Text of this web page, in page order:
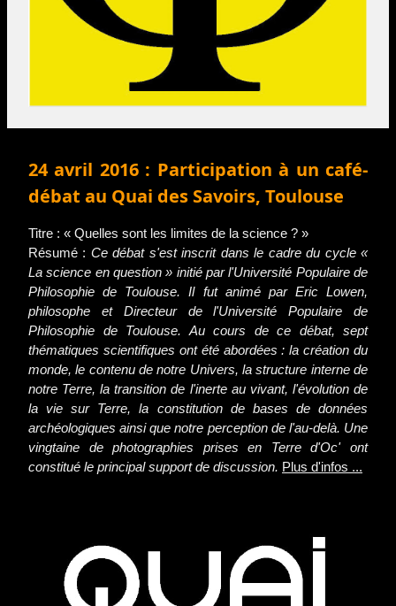
24 avril 2016 : Participation à un café-
débat au Quai des Savoirs, Toulouse
Titre : « Quelles sont les limites de la science ? »
Résumé : Ce débat s'est inscrit dans le cadre du cycle «
La science en question » initié par l'Université Populaire de
Philosophie de Toulouse. Il fut animé par Eric Lowen,
philosophe et Directeur de l'Université Populaire de
Philosophie de Toulouse. Au cours de ce débat, sept
thématiques scientifiques ont été abordées : la création du
monde, le contenu de notre Univers, la structure interne de
notre Terre, la transition de l'inerte au vivant, l'évolution de
la vie sur Terre, la constitution de bases de données
archéologiques ainsi que notre perception de l'au-delà. Une
vingtaine de photographies prises en Terre d'Oc' ont
constitué le principal support de discussion. Plus d'infos ...